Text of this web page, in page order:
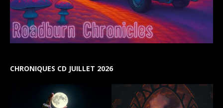
CHRONIQUES CD JUILLET 2026